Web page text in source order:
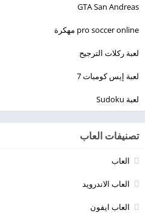
GTA San Andreas
pro soccer online مهكرة
لعبة ركلات الترجيح
لعبة إيس كومبات 7
لعبة Sudoku
تصنيفات العاب
العاب
العاب الاندرويد
العاب ايفون